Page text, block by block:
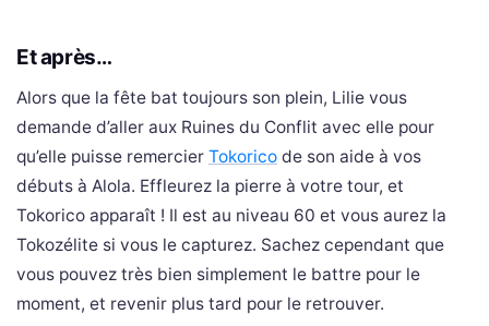
Et après…
Alors que la fête bat toujours son plein, Lilie vous
demande d’aller aux Ruines du Conflit avec elle pour
qu’elle puisse remercier Tokorico de son aide à vos
débuts à Alola. Effleurez la pierre à votre tour, et
Tokorico apparaît ! Il est au niveau 60 et vous aurez la
Tokozélite si vous le capturez. Sachez cependant que
vous pouvez très bien simplement le battre pour le
moment, et revenir plus tard pour le retrouver.